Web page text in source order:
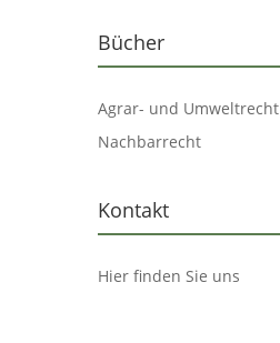
Bücher
Agrar- und Umweltrecht
Nachbarrecht
Kontakt
Hier finden Sie uns